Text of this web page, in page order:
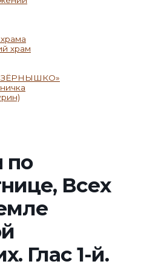
храм
«ЗЁРНЫШКО»
по
Всех
Глас 1-й.